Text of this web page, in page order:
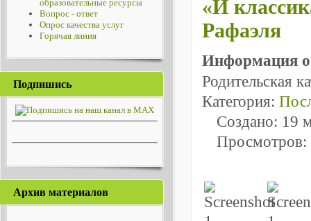
образовательные ресурсы
Вопрос - ответ
Опрос качества услуг
Горячая линия
Подпишись
Архив материалов
«И
Рафаэля
Информация о
Родительская
Категория:
Создано: 19
Просмотров: